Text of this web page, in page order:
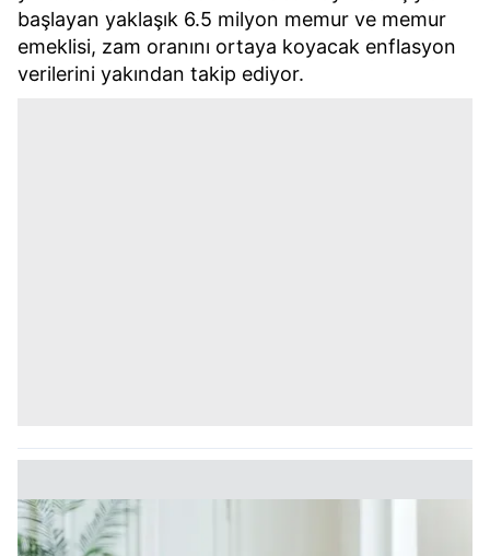
başlayan yaklaşık 6.5 milyon memur ve memur
emeklisi, zam oranını ortaya koyacak enflasyon
verilerini yakından takip ediyor.